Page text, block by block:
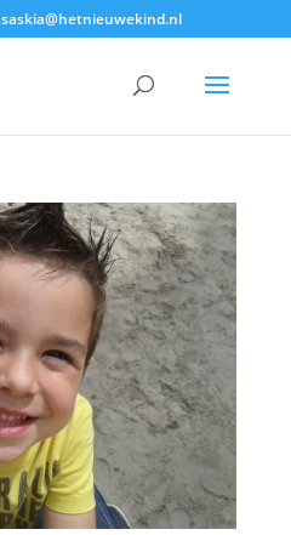
saskia@hetnieuwekind.nl